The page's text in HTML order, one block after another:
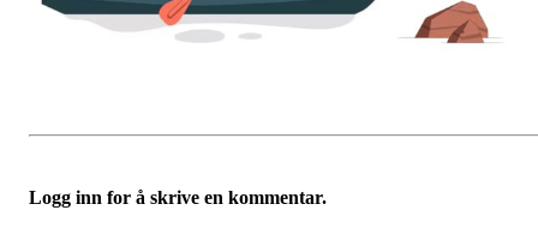
Logg inn for å skrive en kommentar.